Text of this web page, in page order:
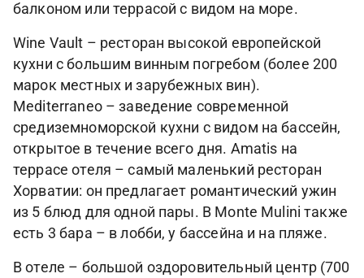
балконом или террасой с видом на море.
Wine Vault – ресторан высокой европейской
кухни с большим винным погребом (более 200
марок местных и зарубежных вин).
Mediterraneo – заведение современной
средиземноморской кухни с видом на бассейн,
открытое в течение всего дня. Amatis на
террасе отеля – самый маленький ресторан
Хорватии: он предлагает романтический ужин
из 5 блюд для одной пары. В Monte Mulini также
есть 3 бара – в лобби, у бассейна и на пляже.
В отеле – большой оздоровительный центр (700